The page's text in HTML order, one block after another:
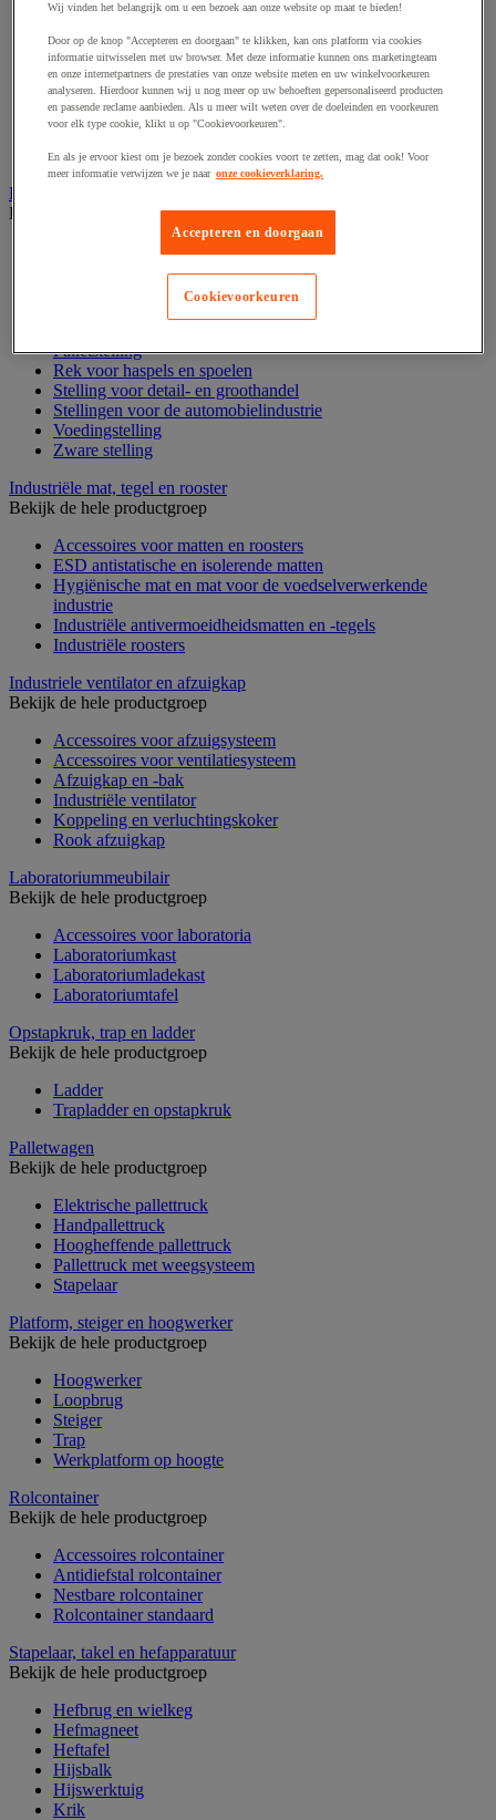
Hijspoelie en -katrol
Hijsring
Kabel
Kopschakel en snelschakel
Sjorband en trekstang
Spanband
Stalen ketting
Touw en draad
Industriële en magazijnstellingen
Bekijk de hele productgroep
Doorschuifstelling en doorrolstelling
Draagarmstelling voor lange lasten
Entresol voor magazijn
Palletstelling
Rek voor haspels en spoelen
Stelling voor detail- en groothandel
Stellingen voor de automobielindustrie
Voedingstelling
Zware stelling
Industriële mat, tegel en rooster
Bekijk de hele productgroep
Accessoires voor matten en roosters
ESD antistatische en isolerende matten
Hygiënische mat en mat voor de voedselverwerkende
industrie
Industriële antivermoeidheidsmatten en -tegels
Industriële roosters
Industriele ventilator en afzuigkap
Bekijk de hele productgroep
Accessoires voor afzuigsysteem
Accessoires voor ventilatiesysteem
Afzuigkap en -bak
Industriële ventilator
Koppeling en verluchtingskoker
Rook afzuigkap
Laboratoriummeubilair
Bekijk de hele productgroep
Accessoires voor laboratoria
Laboratoriumkast
Laboratoriumladekast
Laboratoriumtafel
Opstapkruk, trap en ladder
Bekijk de hele productgroep
Ladder
Trapladder en opstapkruk
Palletwagen
Bekijk de hele productgroep
Elektrische pallettruck
Handpallettruck
Hoogheffende pallettruck
Pallettruck met weegsysteem
Stapelaar
Platform, steiger en hoogwerker
Bekijk de hele productgroep
Hoogwerker
Loopbrug
Steiger
Trap
Werkplatform op hoogte
Rolcontainer
Bekijk de hele productgroep
Accessoires rolcontainer
Antidiefstal rolcontainer
Nestbare rolcontainer
Rolcontainer standaard
Stapelaar, takel en hefapparatuur
Bekijk de hele productgroep
Hefbrug en wielkeg
Hefmagneet
Heftafel
Hijsbalk
Hijswerktuig
Krik
Wij vinden het belangrijk om u een bezoek aan onze website op maat te bieden!
Door op de knop "Accepteren en doorgaan" te klikken, kan ons platform via cookies
informatie uitwisselen met uw browser. Met deze informatie kunnen ons marketingteam
en onze internetpartners de prestaties van onze website meten en uw winkelvoorkeuren
analyseren. Hierdoor kunnen wij u nog meer op uw behoeften gepersonaliseerd producten
en passende reclame aanbieden. Als u meer wilt weten over de doeleinden en voorkeuren
voor elk type cookie, klikt u op "Cookievoorkeuren".
En als je ervoor kiest om je bezoek zonder cookies voort te zetten, mag dat ook! Voor
meer informatie verwijzen we je naar onze cookieverklaring.
Accepteren en doorgaan
Cookievoorkeuren